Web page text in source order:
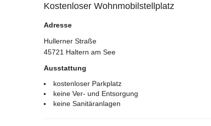
Kostenloser Wohnmobilstellplatz
Adresse
Hullerner Straße
45721 Haltern am See
Ausstattung
kostenloser Parkplatz
keine Ver- und Entsorgung
keine Sanitäranlagen